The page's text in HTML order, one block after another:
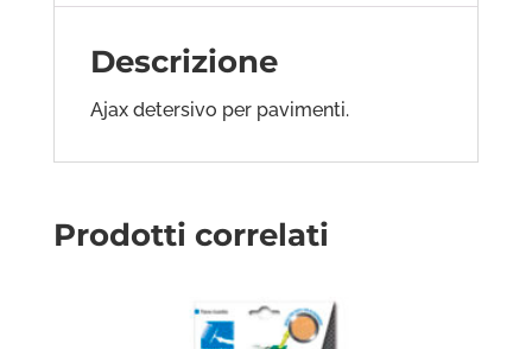
Descrizione
Ajax detersivo per pavimenti.
Prodotti correlati